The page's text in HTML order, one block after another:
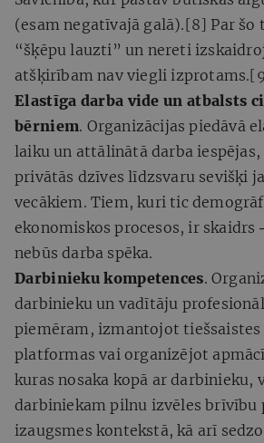
(esam negatīvajā galā).[8] Par šo
“šķēpu lauzti” un nereti
atšķirībam nav viegli izprotams.
Elastīga darba vide un atbalsts
bērniem. Organizācijas piedāvā
laiku un attālinātā darba
privātās dzīves līdzsvaru​ sevišķi
vecākiem. Tiem, kuri tic
ekonomiskos procesos, ir skaidrs
nebūs darba spēka.
Darbinieku kompetences.
darbinieku un vadītāju
piemēram, izmantojot tiešsaistes
platformas vai organizējot
kuras nosaka kopā ar darbinieku,
darbiniekam pilnu izvēles brīvību
izaugsmes kontekstā, kā arī